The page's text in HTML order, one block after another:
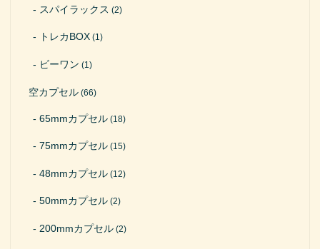
スパイラックス (2)
トレカBOX(1)
ビーワン (1)
空カプセル(66)
65mmカプセル(18)
75mmカプセル(15)
48mmカプセル(12)
50mmカプセル(2)
200mmカプセル(2)